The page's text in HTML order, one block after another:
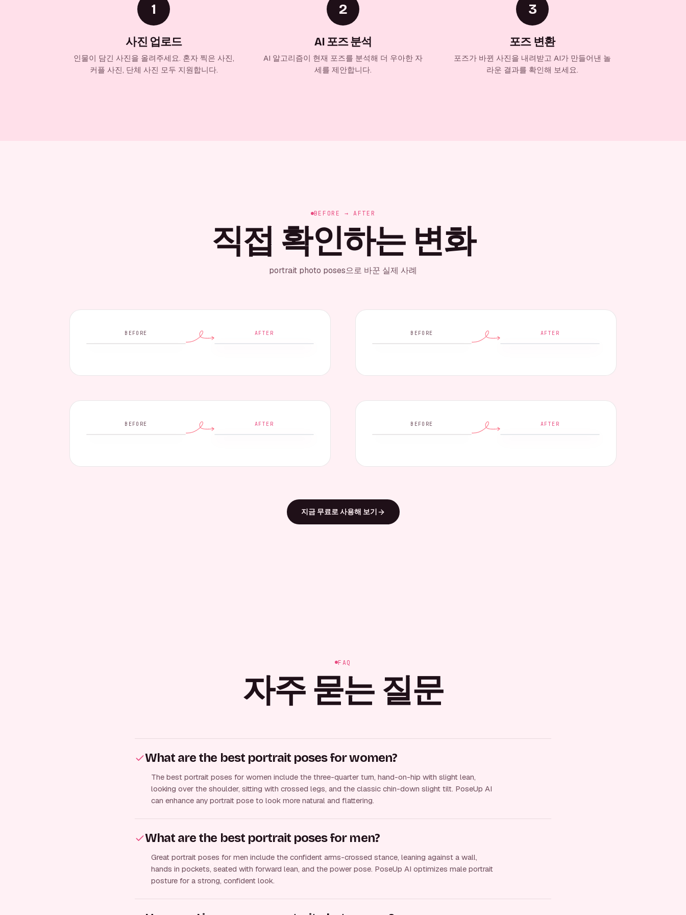
1
사진 업로드
인물이 담긴 사진을 올려주세요. 혼자 찍은 사진,
커플 사진, 단체 사진 모두 지원합니다.
2
AI 포즈 분석
AI 알고리즘이 현재 포즈를 분석해 더 우아한 자
세를 제안합니다.
3
포즈 변환
포즈가 바뀐 사진을 내려받고 AI가 만들어낸 놀
라운 결과를 확인해 보세요.
BEFORE → AFTER
직접 확인하는 변화
portrait photo poses으로 바꾼 실제 사례
BEFORE AFTER BEFORE AFTER
BEFORE AFTER BEFORE AFTER
지금 무료로 사용해 보기
FAQ
자주 묻는 질문
What are the best portrait poses for women?
The best portrait poses for women include the three-quarter turn, hand-on-hip with slight lean,
looking over the shoulder, sitting with crossed legs, and the classic chin-down slight tilt. PoseUp AI
can enhance any portrait pose to look more natural and flattering.
What are the best portrait poses for men?
Great portrait poses for men include the confident arms-crossed stance, leaning against a wall,
hands in pockets, seated with forward lean, and the power pose. PoseUp AI optimizes male portrait
posture for a strong, confident look.